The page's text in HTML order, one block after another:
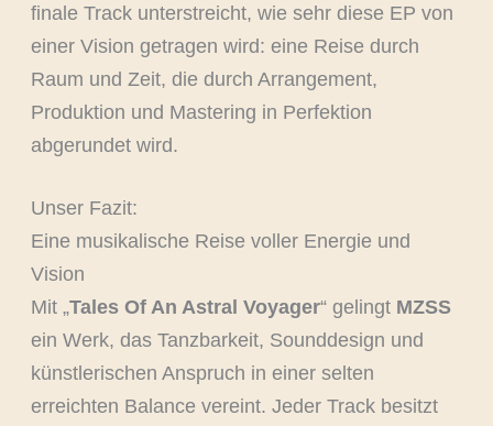
finale Track unterstreicht, wie sehr diese EP von
einer Vision getragen wird: eine Reise durch
Raum und Zeit, die durch Arrangement,
Produktion und Mastering in Perfektion
abgerundet wird.
Unser Fazit:
Eine musikalische Reise voller Energie und
Vision
Mit „Tales Of An Astral Voyager“ gelingt MZSS
ein Werk, das Tanzbarkeit, Sounddesign und
künstlerischen Anspruch in einer selten
erreichten Balance vereint. Jeder Track besitzt